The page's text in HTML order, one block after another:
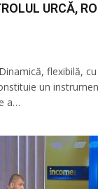
URCĂ,
flexibilă,
un
a…